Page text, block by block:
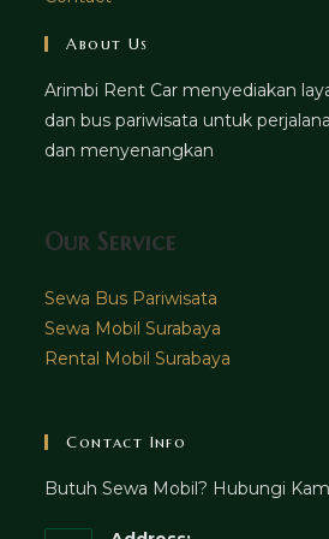
About Us
Arimbi Rent Car menyediakan
dan bus pariwisata untuk
dan menyenangkan
Our Service
Sewa Bus Pariwisata
Sewa Mobil Surabaya
Rental Mobil Surabaya
Contact Info
Butuh Sewa Mobil? Hubungi